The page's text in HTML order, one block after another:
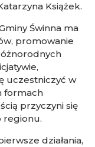
Książek.
Świnna ma
promowanie
uczestniczyć w
formach
przyczyni się
regionu.
działania,